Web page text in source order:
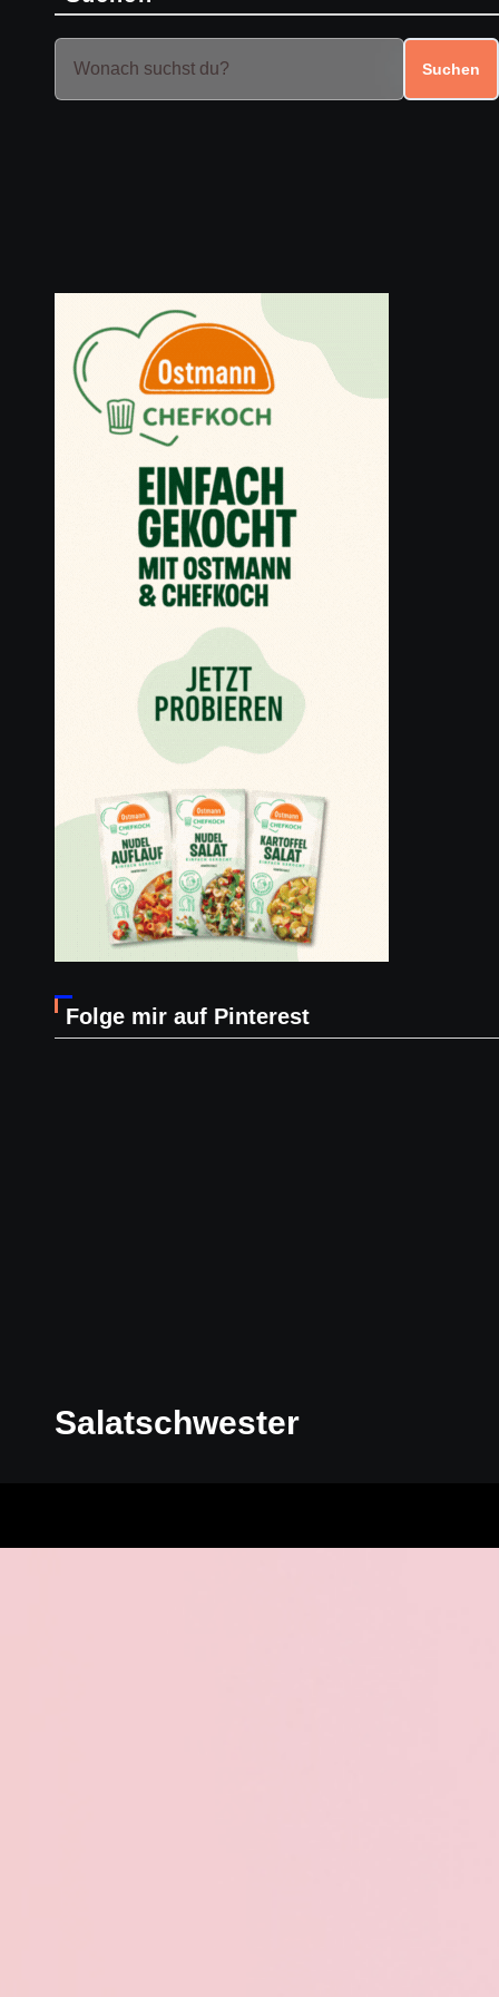
Suchen
Folge mir auf Pinterest
Salatschwester